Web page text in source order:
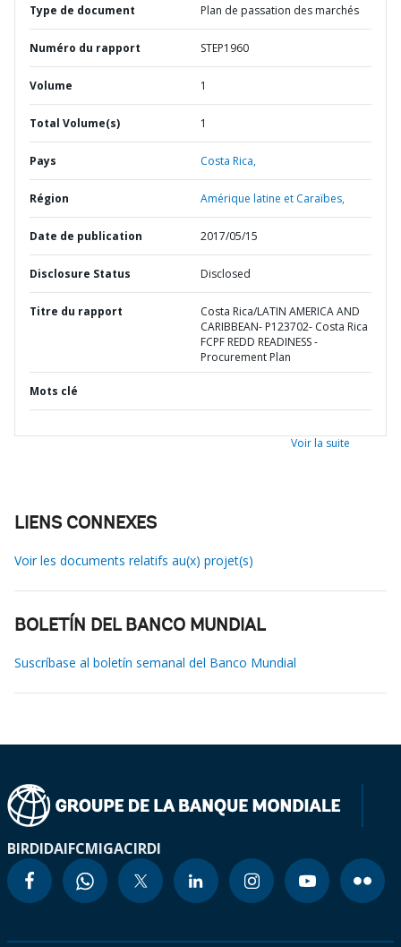
Type de document Plan de passation des marchés
Numéro du rapport STEP1960
Volume 1
Total Volume(s) 1
Pays Costa Rica,
Région Amérique latine et Caraïbes,
Date de publication 2017/05/15
Disclosure Status Disclosed
Titre du rapport
Costa Rica/LATIN AMERICA AND
CARIBBEAN- P123702- Costa Rica
FCPF REDD READINESS -
Procurement Plan
Mots clé
Voir la suite
LIENS CONNEXES
Voir les documents relatifs au(x) projet(s)
BOLETÍN DEL BANCO MUNDIAL
Suscríbase al boletín semanal del Banco Mundial
BIRDIDAIFCMIGACIRDI